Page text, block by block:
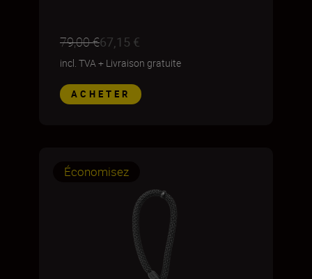
79,00 €67,15 €
incl. TVA+ Livraison gratuite
ACHETER
Économisez